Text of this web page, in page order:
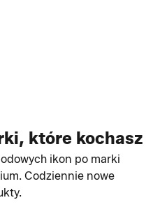
które kochasz
ikon po marki
Codziennie nowe